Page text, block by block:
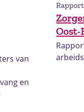
van
en
Oost-
Rapport